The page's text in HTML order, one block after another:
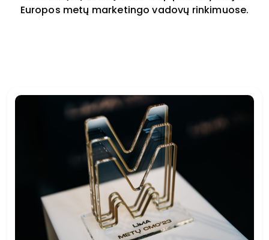
Europos metų marketingo vadovų rinkimuose.